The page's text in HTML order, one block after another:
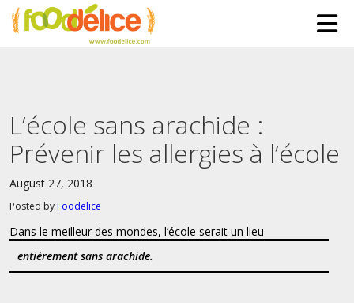
SERVICES
PARTNERSHIPS
CONTACT
L’école sans arachide :
Prévenir les allergies à l’école
August 27, 2018
Posted by Foodelice
Dans le meilleur des mondes, l’école serait un lieu
entièrement sans arachide.